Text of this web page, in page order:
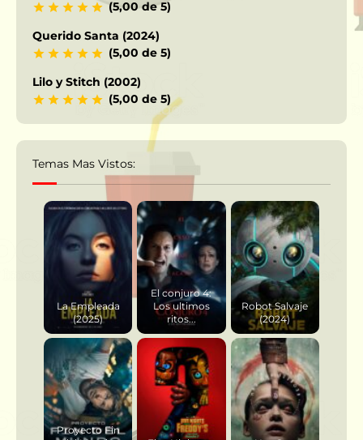
(5,00 de 5)
Querido Santa (2024)
(5,00 de 5)
Lilo y Stitch (2002)
(5,00 de 5)
Temas Mas Vistos:
La Empleada
(2025)
El conjuro 4:
Los ultimos
ritos...
Robot Salvaje
(2024)
Proyecto Fin